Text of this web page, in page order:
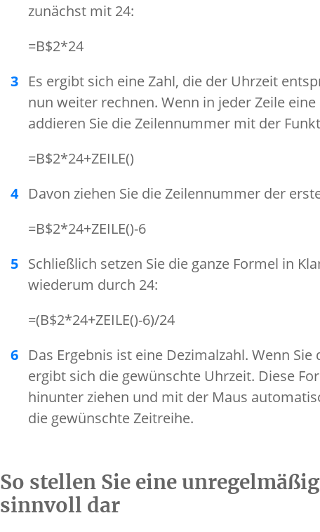
zunächst mit 24:
=B$2*24
Es ergibt sich eine Zahl, die der Uhrzeit
nun weiter rechnen. Wenn in jeder Zeile
addieren Sie die Zeilennummer mit der
=B$2*24+ZEILE()
Davon ziehen Sie die Zeilennummer der
=B$2*24+ZEILE()-6
Schließlich setzen Sie die ganze Formel in
wiederum durch 24:
=(B$2*24+ZEILE()-6)/24
Das Ergebnis ist eine Dezimalzahl. Wenn
ergibt sich die gewünschte Uhrzeit. Diese
hinunter ziehen und mit der Maus
die gewünschte Zeitreihe.
So stellen Sie eine
sinnvoll dar